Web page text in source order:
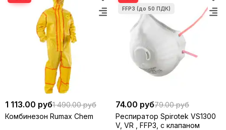
1 113.00 руб1 490.00 руб
Комбинезон Rumax Chem
74.00 руб79.00 руб
Респиратор Spirotek VS1300
V, VR , FFP3, с клапаном